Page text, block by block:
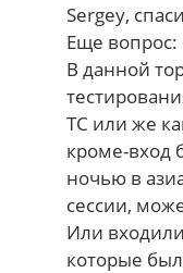
Sergey,
Еще вопрос:
В данной
ТС или же
кроме-вход
ночью в
сессии,
Или
которые